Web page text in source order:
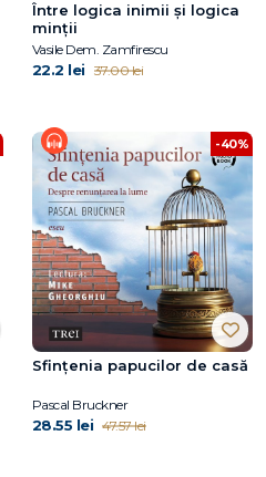
Între logica inimii şi logica
minţii
Vasile Dem. Zamfirescu
22.2 lei 37.00 lei
-40%
Sfințenia papucilor de casă
Pascal Bruckner
28.55 lei 47.57 lei